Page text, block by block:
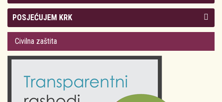
Kolegij gradonačelnika
Gradsko vijeće
Odluke Grada Krka (Službene novine PGŽ)
POSJEĆUJEM KRK
Plan Grada Krka
Krk 360° VR panorama
Krk uživo
Fotogalerije
Civilna zaštita